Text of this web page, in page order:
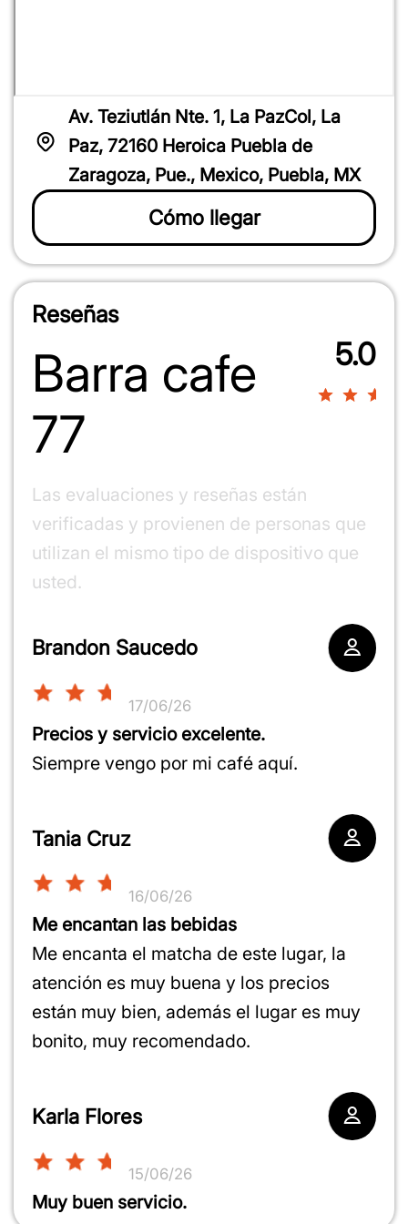
Av. Teziutlán Nte. 1, La PazCol, La
Paz, 72160 Heroica Puebla de
Zaragoza, Pue., Mexico, Puebla, MX
Cómo llegar
Reseñas
Barra cafe
77
5.0
100%
Las evaluaciones y reseñas están
verificadas y provienen de personas que
utilizan el mismo tipo de dispositivo que
usted.
Brandon Saucedo
17/06/26
Precios y servicio excelente.
Siempre vengo por mi café aquí.
Tania Cruz
100%
16/06/26
Me encantan las bebidas
Me encanta el matcha de este lugar, la
atención es muy buena y los precios
están muy bien, además el lugar es muy
bonito, muy recomendado.
Karla Flores
100%
15/06/26
Muy buen servicio.